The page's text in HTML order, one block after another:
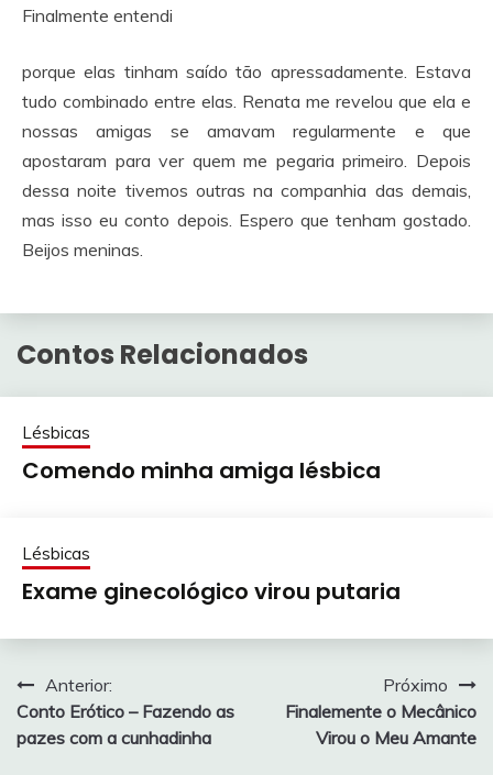
Finalmente entendi
porque elas tinham saído tão apressadamente. Estava
tudo combinado entre elas. Renata me revelou que ela e
nossas amigas se amavam regularmente e que
apostaram para ver quem me pegaria primeiro. Depois
dessa noite tivemos outras na companhia das demais,
mas isso eu conto depois. Espero que tenham gostado.
Beijos meninas.
Contos Relacionados
Lésbicas
Comendo minha amiga lésbica
Lésbicas
Exame ginecológico virou putaria
Navegação
de
Anterior:
Conto Erótico – Fazendo as
pazes com a cunhadinha
Próximo
Finalemente o Mecânico
Virou o Meu Amante